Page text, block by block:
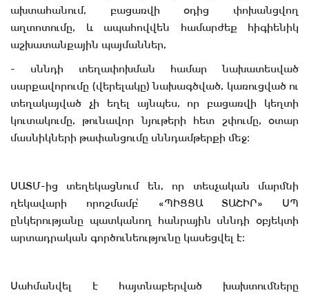
ախտահանում, բացառվի օդից փոխանցվող
աղտոտումը, և ապահովվեն համարժեք հիգիենիկ
աշխատանքային պայմաններ,
- սննդի տեղափոխման համար նախատեսված
սարքավորումը (վերելակը) նախագծված, կառուցված ու
տեղակայված չի եղել այնպես, որ բացառվի կեղտի
կուտակումը, թունավոր նյութերի հետ շփումը, օտար
մասնիկների թափանցումը սննդամթերքի մեջ։
ՍԱՏՄ-ից տեղեկացնում են, որ տեսչական մարմնի
ղեկավարի որոշմամբ՝ «ՊԻՑՑԱ ՏԱՇԻՐ» ՍՊ
ընկերությանը պատկանող հանրային սննդի օբյեկտի
արտադրական գործունեությունը կասեցվել է։
Սահմանվել է հայտնաբերված խախտումները